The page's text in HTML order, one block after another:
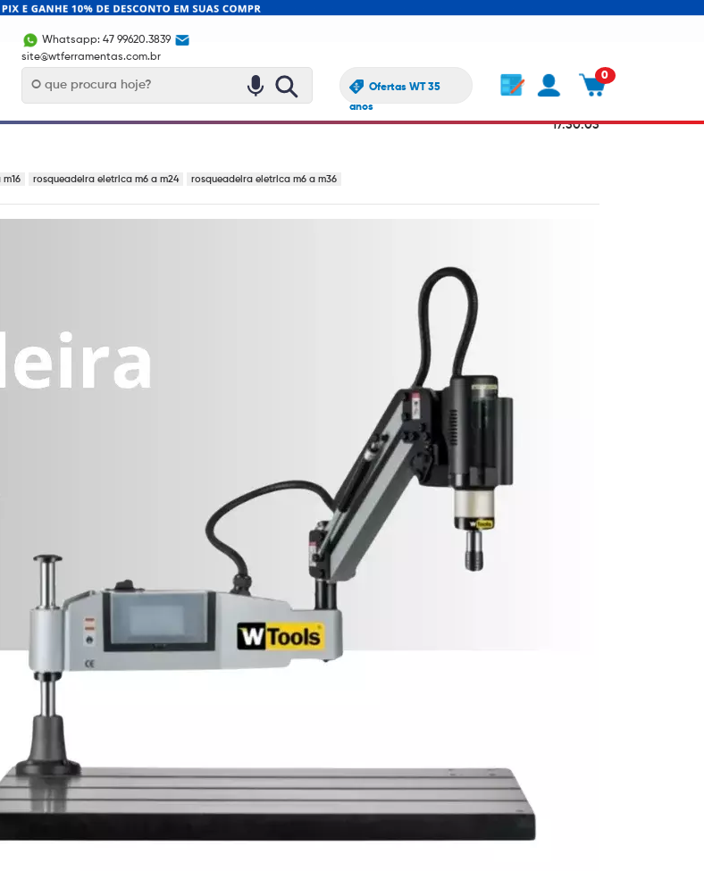
Whatsapp: 47 99620.3839
site@wtferramentas.com.br
Ofertas WT 35
anos
0
seus processos e
17:30:03
rosqueadeira eletrica m6 a m24 rosqueadeira eletrica m6 a m36